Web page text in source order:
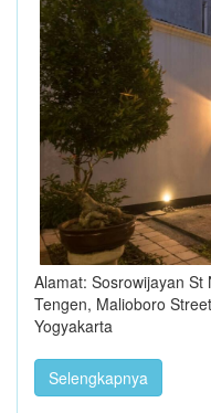
Alamat: Sosrowijayan
Tengen, Malioboro
Yogyakarta
Selengkapnya